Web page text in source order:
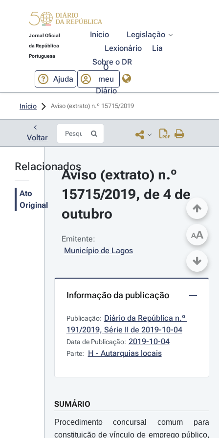
Jornal Oficial
da República
Portuguesa
Início
Legislação
Lexionário
Lia
Sobre o DR
Ajuda
O
meu
Diário
Início Aviso (extrato) n.º 15715/2019
Voltar
Relacionados
Ato
Original
Aviso (extrato) n.º
15715/2019, de 4 de
outubro
Emitente:
Município de Lagos
Informação da publicação
Publicação: Diário da República n.º
191/2019, Série II de 2019-10-04
Data de Publicação: 2019-10-04
Parte: H - Autarquias locais
SUMÁRIO
Procedimento concursal comum para
constituição de vínculo de emprego público,
AA